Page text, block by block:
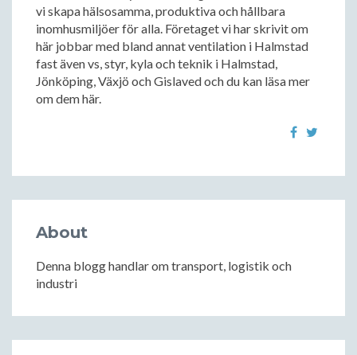
vi skapa hälsosamma, produktiva och hållbara
inomhusmiljöer för alla. Företaget vi har skrivit om
här jobbar med bland annat ventilation i Halmstad
fast även vs, styr, kyla och teknik i Halmstad,
Jönköping, Växjö och Gislaved och du kan läsa mer
om dem här.
About
Denna blogg handlar om transport, logistik och
industri